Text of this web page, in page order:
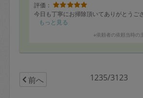
評価：
今日も丁寧にお掃除頂いてありがとうご
もっと見る
※依頼者の依頼当時の
前へ 1235/3123